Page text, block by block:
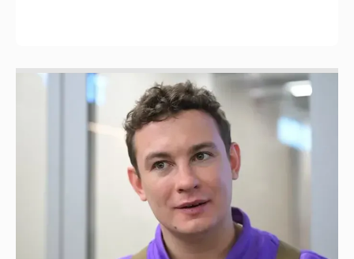
Никита Кологривый высказался насчёт